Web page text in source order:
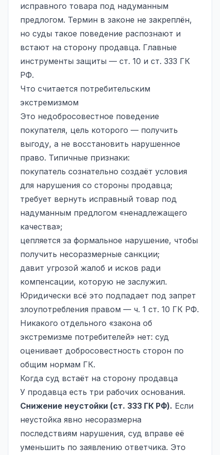
исправного товара под надуманным
предлогом. Термин в законе не закреплён,
но суды такое поведение распознают и
встают на сторону продавца. Главные
инструменты защиты — ст. 10 и ст. 333 ГК
РФ.
Что считается потребительским
экстремизмом
Это недобросовестное поведение
покупателя, цель которого — получить
выгоду, а не восстановить нарушенное
право. Типичные признаки:
покупатель сознательно создаёт условия
для нарушения со стороны продавца;
требует вернуть исправный товар под
надуманным предлогом «ненадлежащего
качества»;
цепляется за формальное нарушение, чтобы
получить несоразмерные санкции;
давит угрозой жалоб и исков ради
компенсации, которую не заслужил.
Юридически всё это подпадает под запрет
злоупотребления правом — ч. 1 ст. 10 ГК РФ.
Никакого отдельного «закона об
экстремизме потребителей» нет: суд
оценивает добросовестность сторон по
общим нормам ГК.
Когда суд встаёт на сторону продавца
У продавца есть три рабочих основания.
Снижение неустойки (ст. 333 ГК РФ). Если
неустойка явно несоразмерна
последствиям нарушения, суд вправе её
уменьшить по заявлению ответчика. Это